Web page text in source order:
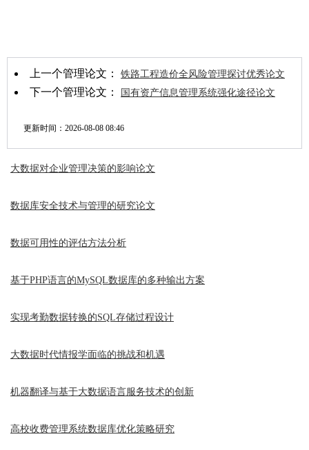
上一个管理论文： 铁路工程造价全风险管理探讨优秀论文
下一个管理论文： 国有资产信息管理系统强化途径论文
更新时间： 2026-08-08 08:46
大数据对企业管理决策的影响论文
数据库安全技术与管理的研究论文
数据可用性的评估方法分析
基于PHP语言的MySQL数据库的多种输出方案
实现考勤数据转换的SQL存储过程设计
大数据时代情报学面临的挑战和机遇
机器翻译与基于大数据语言服务技术的创新
高校收费管理系统数据库优化策略研究